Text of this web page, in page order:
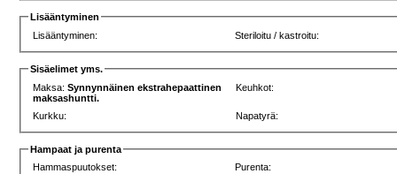
Lisääntyminen
Lisääntyminen:
Steriloitu / kastroitu:
Sisäelimet yms.
Maksa:Synnynnäinen ekstrahepaattinen
maksashuntti.
Keuhkot:
Kurkku: Napatyrä:
Hampaat ja purenta
Hammaspuutokset:
Purenta: